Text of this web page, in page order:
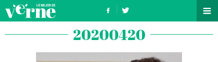
20200420